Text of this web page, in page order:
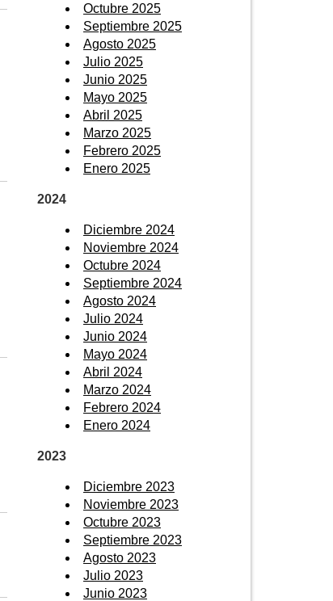
Octubre 2025
Septiembre 2025
Agosto 2025
Julio 2025
Junio 2025
Mayo 2025
Abril 2025
Marzo 2025
Febrero 2025
Enero 2025
2024
Diciembre 2024
Noviembre 2024
Octubre 2024
Septiembre 2024
Agosto 2024
Julio 2024
Junio 2024
Mayo 2024
Abril 2024
Marzo 2024
Febrero 2024
Enero 2024
2023
Diciembre 2023
Noviembre 2023
Octubre 2023
Septiembre 2023
Agosto 2023
Julio 2023
Junio 2023